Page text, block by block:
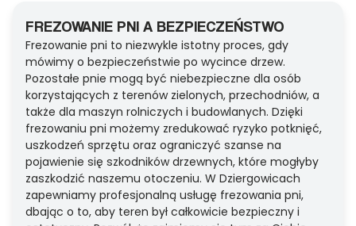
FREZOWANIE PNI A BEZPIECZEŃSTWO
Frezowanie pni to niezwykle istotny proces, gdy
mówimy o bezpieczeństwie po wycince drzew.
Pozostałe pnie mogą być niebezpieczne dla osób
korzystających z terenów zielonych, przechodniów, a
także dla maszyn rolniczych i budowlanych. Dzięki
frezowaniu pni możemy zredukować ryzyko potknięć,
uszkodzeń sprzętu oraz ograniczyć szanse na
pojawienie się szkodników drzewnych, które mogłyby
zaszkodzić naszemu otoczeniu. W Dziergowicach
zapewniamy profesjonalną usługę frezowania pni,
dbając o to, aby teren był całkowicie bezpieczny i